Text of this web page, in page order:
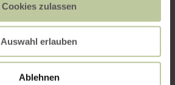
Cookies zulassen
Auswahl erlauben
Ablehnen